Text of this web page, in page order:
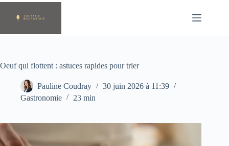
Passer
contenu
Oeuf qui flottent : astuces rapides pour trier
Pauline Coudray
30 juin 2026 à 11:39
Gastronomie
23 min